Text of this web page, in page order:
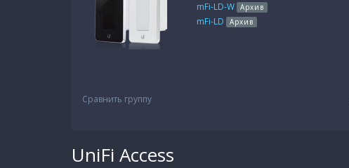
Сравнить группу
mFi-LD-W Архив
mFi-LD Архив
UniFi Access